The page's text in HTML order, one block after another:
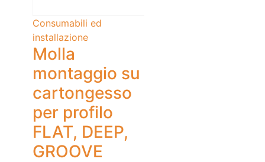
Consumabili ed
installazione
Molla
montaggio su
cartongesso
per profilo
FLAT, DEEP,
GROOVE